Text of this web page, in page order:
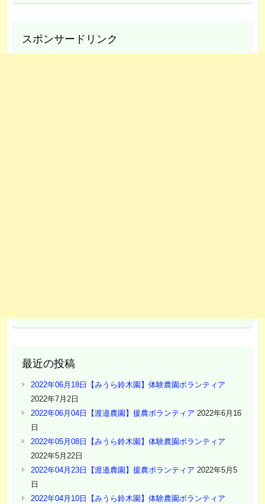
スポンサードリンク
最近の投稿
2022年06月18日【みうら鈴木園】体験農園ボランティア
2022年7月2日
2022年06月04日【渡邉農園】援農ボランティア 2022年6月16
日
2022年05月08日【みうら鈴木園】体験農園ボランティア
2022年5月22日
2022年04月23日【渡邉農園】援農ボランティア 2022年5月5
日
2022年04月10日【みうら鈴木園】体験農園ボランティア